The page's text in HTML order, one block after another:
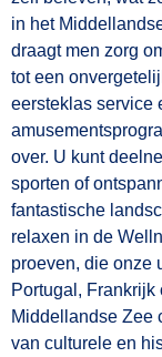
in het
draagt men zorg
tot een
eersteklas service
over. U kunt
sporten of
fantastische
relaxen in de
proeven, die onze
Portugal, Frankrijk
Middellandse Zee
van culturele en